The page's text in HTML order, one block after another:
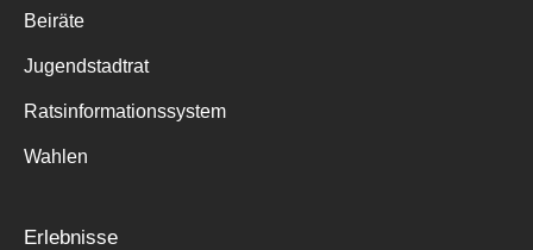
Beiräte
Jugendstadtrat
Ratsinformationssystem
Wahlen
Erlebnisse